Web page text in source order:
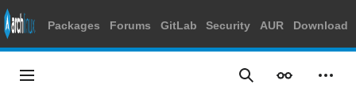
Packages Forums GitLab Security AUR Download
メインメニュー 検索 表示 個人